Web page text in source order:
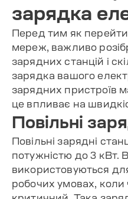
зарядка
Перед тим як
мереж, важливо
зарядних станцій і
зарядка вашого
зарядних пристроїв
це впливає на
Повільні
Повільні зарядні
потужністю до 3 кВт.
використовуються
робочих умовах, коли